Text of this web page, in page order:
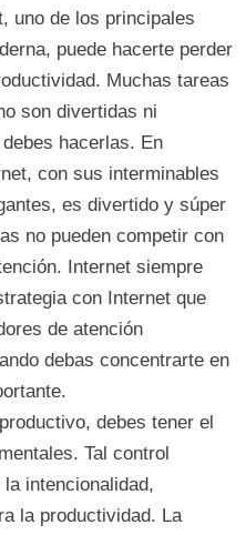
uno de los principales
puede hacerte perder
Muchas tareas
son divertidas ni
hacerlas. En
con sus interminables
es divertido y súper
no pueden competir con
Internet siempre
con Internet que
de atención
debas concentrarte en
debes tener el
Tal control
intencionalidad,
la productividad. La